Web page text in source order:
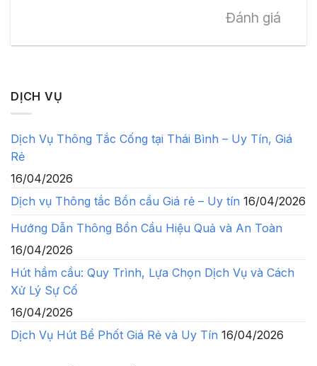
Đánh giá
DỊCH VỤ
Dịch Vụ Thông Tắc Cống tại Thái Bình – Uy Tín, Giá
Rẻ
16/04/2026
Dịch vụ Thông tắc Bồn cầu Giá rẻ – Uy tín 16/04/2026
Hướng Dẫn Thông Bồn Cầu Hiệu Quả và An Toàn
16/04/2026
Hút hầm cầu: Quy Trình, Lựa Chọn Dịch Vụ và Cách
Xử Lý Sự Cố
16/04/2026
Dịch Vụ Hút Bể Phốt Giá Rẻ và Uy Tín 16/04/2026